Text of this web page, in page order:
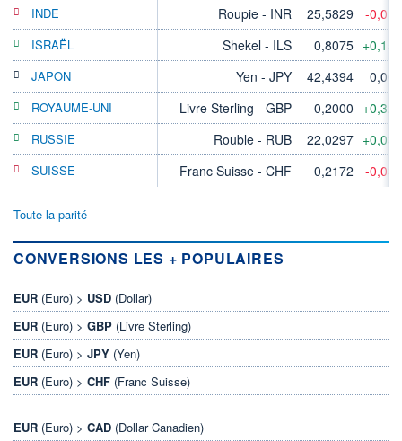
INDE Roupie - INR 25,5829 -
ISRAËL Shekel - ILS 0,8075
JAPON Yen - JPY 42,4394
ROYAUME-UNI Livre Sterling - GBP 0,2000
RUSSIE Rouble - RUB 22,0297
SUISSE Franc Suisse - CHF 0,2172 -
Toute la parité
CONVERSIONS LES + POPULAIRES
EUR (Euro) > USD (Dollar)
EUR (Euro) > GBP (Livre Sterling)
EUR (Euro) > JPY (Yen)
EUR (Euro) > CHF (Franc Suisse)
EUR (Euro) > CAD (Dollar Canadien)